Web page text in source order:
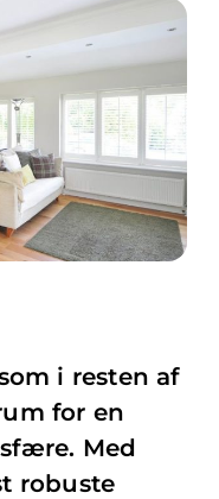
i resten af
for en
Med
robuste